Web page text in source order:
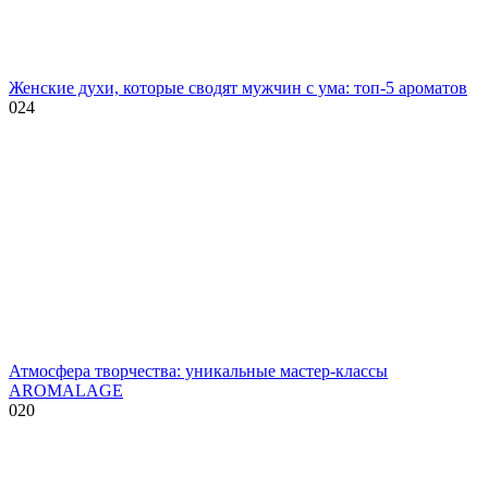
Женские духи, которые сводят мужчин с ума: топ-5 ароматов
024
Атмосфера творчества: уникальные мастер-классы
AROMALAGE
020